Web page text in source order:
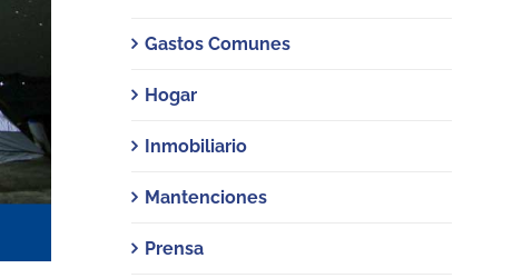
Gastos Comunes
Hogar
Inmobiliario
Mantenciones
Prensa